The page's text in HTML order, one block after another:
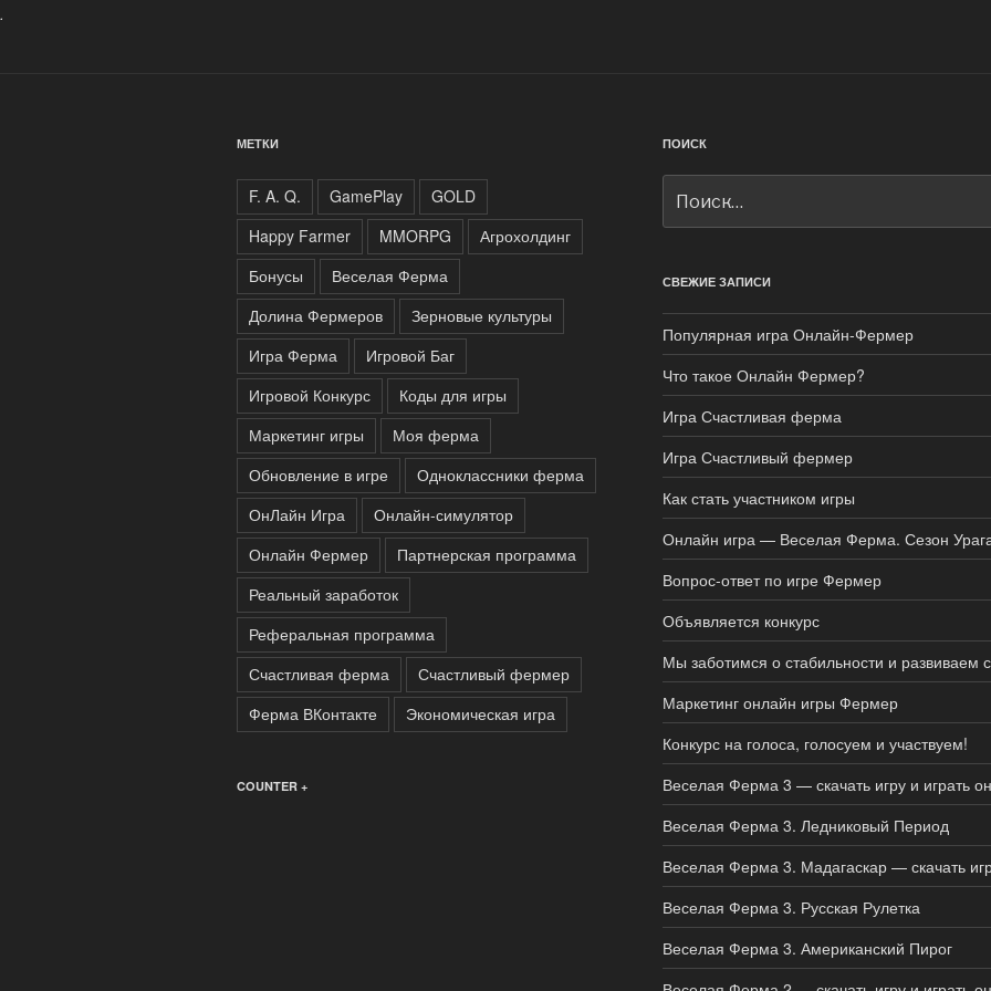
.
МЕТКИ
F. A. Q. GamePlay
GOLD
Happy Farmer
MMORPG
Агрохолдинг
Бонусы
Веселая Ферма
Долина Фермеров
Зерновые культуры
Игра Ферма
Игровой Баг
Игровой Конкурс
Коды для игры
Маркетинг игры
Моя ферма
Обновление в игре
Одноклассники ферма
ОнЛайн Игра
Онлайн-симулятор
Онлайн Фермер
Партнерская программа
Реальный заработок
Реферальная программа
Счастливая ферма
Счастливый фермер
Ферма ВКонтакте
Экономическая игра
COUNTER +
ПОИСК
СВЕЖИЕ ЗАПИСИ
Популярная игра Онлайн-Фермер
Что такое Онлайн Фермер?
Игра Счастливая ферма
Игра Счастливый фермер
Как стать участником игры
Онлайн игра — Веселая Ферма. Сезон
Вопрос-ответ по игре Фермер
Объявляется конкурс
Мы заботимся о стабильности и развиваем
Маркетинг онлайн игры Фермер
Конкурс на голоса, голосуем и участвуем!
Веселая Ферма 3 — скачать игру и играть
Веселая Ферма 3. Ледниковый Период
Веселая Ферма 3. Мадагаскар — скачать
Веселая Ферма 3. Русская Рулетка
Веселая Ферма 3. Американский Пирог